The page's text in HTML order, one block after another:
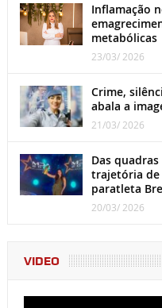
Inflamação
metabólicas
23/03/ 2026
Crime,
abala a
21/03/ 2026
Das quadras
trajetória de
paratleta
20/03/ 2026
VIDEO